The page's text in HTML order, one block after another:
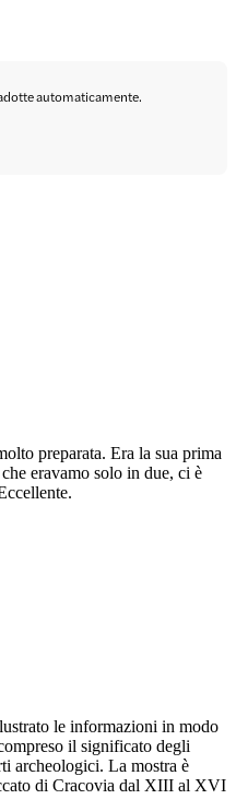
automaticamente.
preparata. Era la sua prima
eravamo solo in due, ci è
le informazioni in modo
il significato degli
archeologici. La mostra è
di Cracovia dal XIII al XVI